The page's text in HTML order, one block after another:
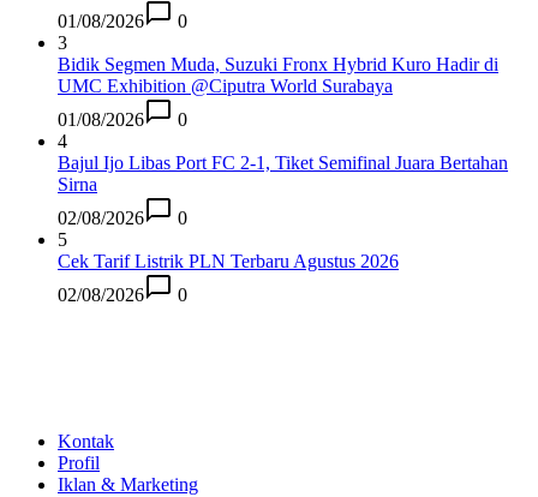
01/08/2026
0
3
Bidik Segmen Muda, Suzuki Fronx Hybrid Kuro Hadir di
UMC Exhibition @Ciputra World Surabaya
01/08/2026
0
4
Bajul Ijo Libas Port FC 2-1, Tiket Semifinal Juara Bertahan
Sirna
02/08/2026
0
5
Cek Tarif Listrik PLN Terbaru Agustus 2026
02/08/2026
0
Kontak
Profil
Iklan & Marketing